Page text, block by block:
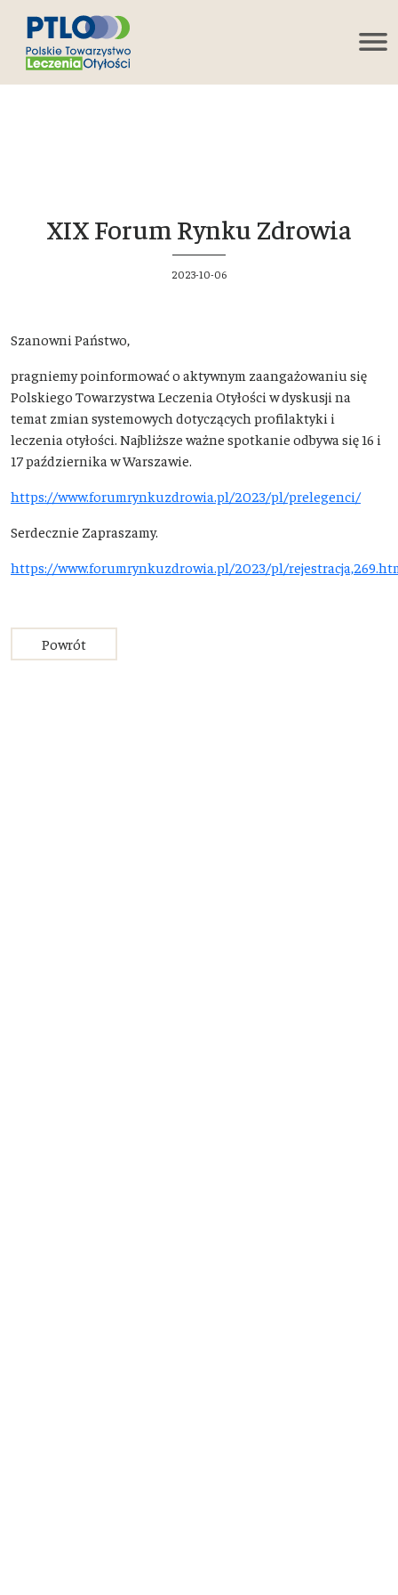
XIX Forum Rynku Zdrowia
2023-10-06
Szanowni Państwo,
pragniemy poinformować o aktywnym zaangażowaniu się
Polskiego Towarzystwa Leczenia Otyłości w dyskusji na
temat zmian systemowych dotyczących profilaktyki i
leczenia otyłości. Najbliższe ważne spotkanie odbywa się 16 i
17 października w Warszawie.
https://www.forumrynkuzdrowia.pl/2023/pl/prelegenci/
Serdecznie Zapraszamy.
https://www.forumrynkuzdrowia.pl/2023/pl/
Powrót